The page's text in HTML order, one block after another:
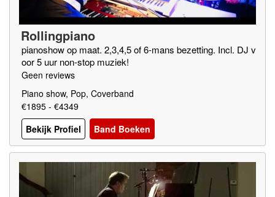
Rollingpiano
pianoshow op maat. 2,3,4,5 of 6-mans bezetting. Incl. DJ v
oor 5 uur non-stop muziek!
Geen reviews
Piano show, Pop, Coverband
€1895 - €4349
Bekijk Profiel
Band Boeken